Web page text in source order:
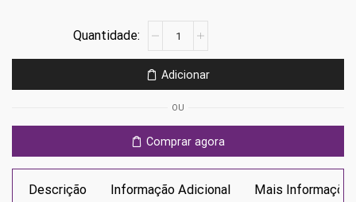
Indiana
Jones
Great
Circle
Ps5
Adicionar
OU
Comprar agora
Descrição Informação Adicional Mais